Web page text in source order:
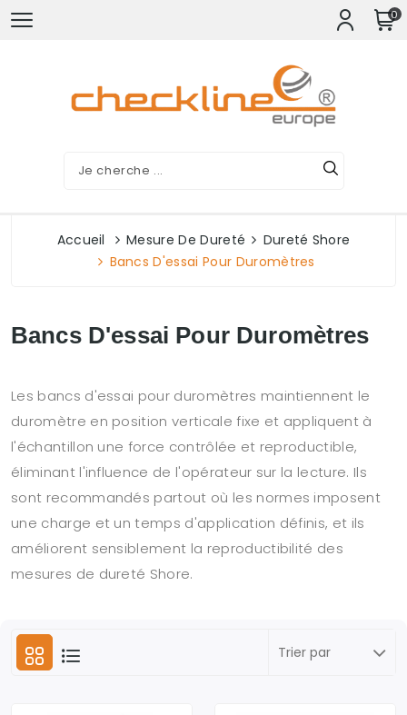
0
Accueil Mesure De Dureté
Dureté Shore
Bancs D'essai Pour Duromètres
Bancs D'essai Pour Duromètres
Les bancs d'essai pour duromètres maintiennent le
duromètre en position verticale fixe et appliquent à
l'échantillon une force contrôlée et reproductible,
éliminant l'influence de l'opérateur sur la lecture. Ils
sont recommandés partout où les normes imposent
une charge et un temps d'application définis, et ils
améliorent sensiblement la reproductibilité des
mesures de dureté Shore.